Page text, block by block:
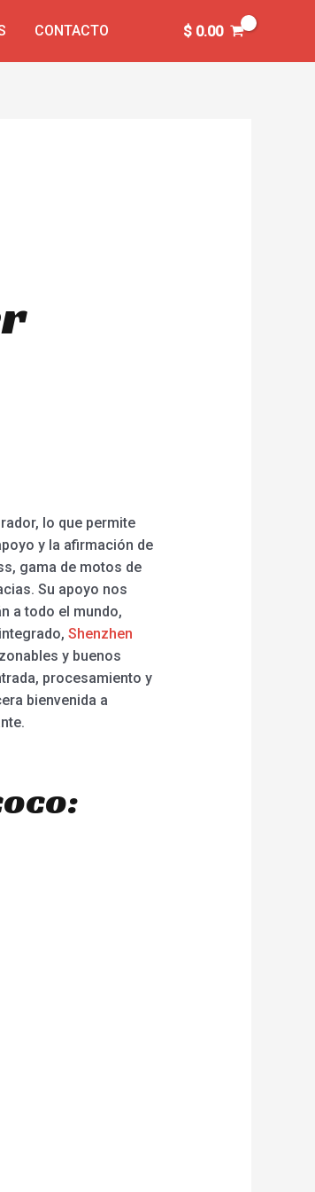
CONTACTO $0.00
lo que permite
y la afirmación de
gama de motos de
Su apoyo nos
a todo el mundo,
Shenzhen
y buenos
procesamiento y
bienvenida a